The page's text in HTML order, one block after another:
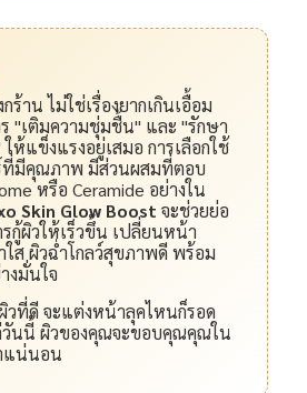
ร้าน ไม่ใช่เรื่องยากเกินเอื้อม
"เติมความชุ่มชื้น" และ "รักษา
ให้แข็งแรงอยู่เสมอ การเลือกใช้
ที่มีคุณภาพ มีส่วนผสมที่ตอบ
หรือ Ceramide อย่างใน
Skin Glow Boost จะช่วยย่อ
รกู้ผิวให้เร็วขึ้น เปลี่ยนหน้า
ส ผิวฉ่ำโกลว์สุขภาพดี พร้อม
งมั่นใจ
วที่ดี จะแต่งหน้าลุคไหนก็รอด
วันนี้ ผิวของคุณจะขอบคุณคุณใน
แน่นอน